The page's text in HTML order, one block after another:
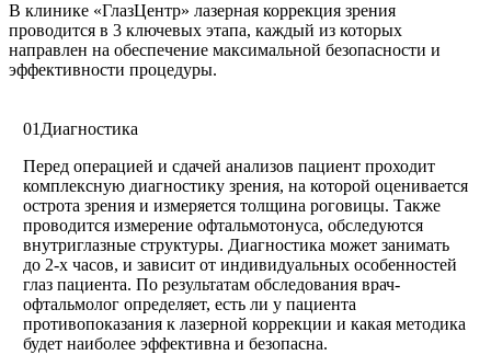
В клинике «ГлазЦентр» лазерная коррекция зрения
проводится в 3 ключевых этапа, каждый из которых
направлен на обеспечение максимальной безопасности и
эффективности процедуры.
01 Диагностика
Перед операцией и сдачей анализов пациент проходит
комплексную диагностику зрения, на которой оценивается
острота зрения и измеряется толщина роговицы. Также
проводится измерение офтальмотонуса, обследуются
внутриглазные структуры. Диагностика может занимать
до 2-х часов, и зависит от индивидуальных особенностей
глаз пациента. По результатам обследования врач-
офтальмолог определяет, есть ли у пациента
противопоказания к лазерной коррекции и какая методика
будет наиболее эффективна и безопасна.